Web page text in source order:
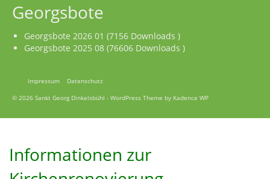
Georgsbote
Georgsbote 2026 01 (7156 Downloads )
Georgsbote 2025 08 (76606 Downloads )
Impressum
Datenschutz
© 2026 Sankt Georg Dinkelsbühl - WordPress Theme by Kadence WP
Informationen zur